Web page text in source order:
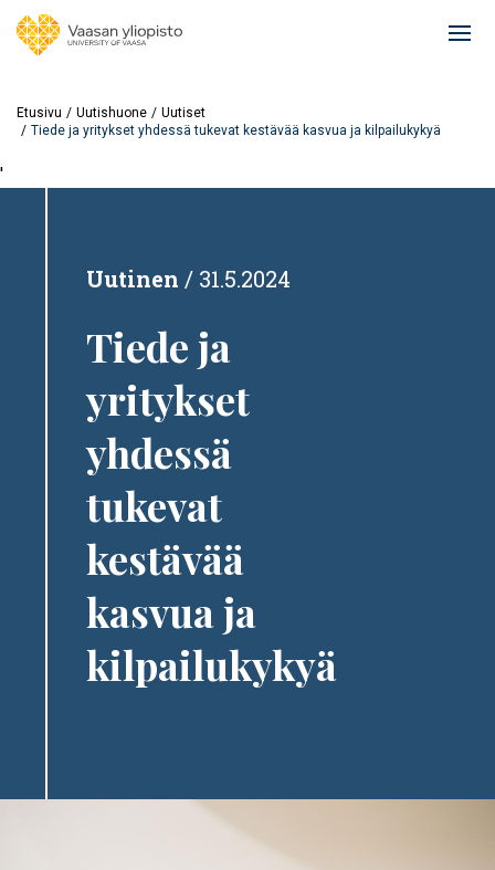
Etusivu Uutishuone
Uutiset
Tiede ja yritykset yhdessä tukevat kestävää kasvua ja kilpailukykyä
'
Uutinen 31.5.2024
Tiede ja
yritykset
yhdessä
tukevat
kestävää
kasvua ja
kilpailukykyä